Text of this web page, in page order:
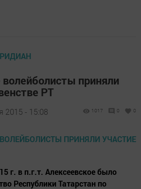
приняли
РТ
2015 - 15:08 1017 0 0
г. в п.г.т. Алексеевское было
Республики Татарстан по